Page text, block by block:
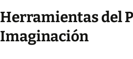
Herramientas del
Imaginación